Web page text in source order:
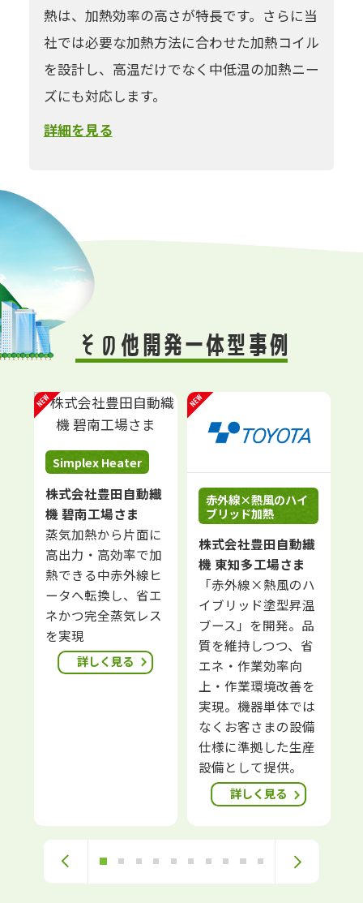
熱は、加熱効率の高さが特長です。さらに当
社では必要な加熱方法に合わせた加熱コイル
を設計し、高温だけでなく中低温の加熱ニー
ズにも対応します。
詳細を見る
その他開発一体型事例
Simplex Heater
株式会社豊田自動織
機 碧南工場さま
蒸気加熱から片面に
高出力・高効率で加
熱できる中赤外線ヒ
ータへ転換し、省エ
ネかつ完全蒸気レス
を実現
詳しく見る
赤外線×熱風のハイ
ブリッド加熱
株式会社豊田自動織
機 東知多工場さま
「赤外線×熱風のハ
イブリッド塗型昇温
ブース」を開発。品
質を維持しつつ、省
エネ・作業効率向
上・作業環境改善を
実現。機器単体では
なくお客さまの設備
仕様に準拠した生産
設備として提供。
詳しく見る
1 2 3 4 5 6 7 8 9 10